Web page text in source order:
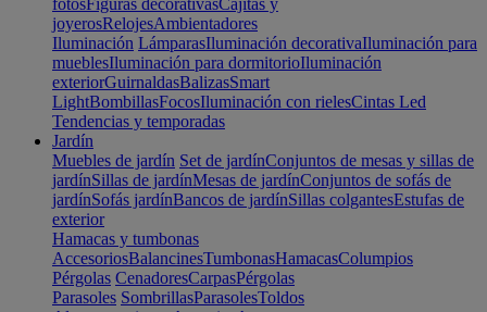
fotosFiguras decorativasCajitas y
joyerosRelojesAmbientadores
Iluminación LámparasIluminación decorativaIluminación para
mueblesIluminación para dormitorioIluminación
exteriorGuirnaldasBalizasSmart
LightBombillasFocosIluminación con rielesCintas Led
Tendencias y temporadas
Jardín
Muebles de jardín Set de jardínConjuntos de mesas y sillas de
jardínSillas de jardínMesas de jardínConjuntos de sofás de
jardínSofás jardínBancos de jardínSillas colgantesEstufas de
exterior
Hamacas y tumbonas
AccesoriosBalancinesTumbonasHamacasColumpios
Pérgolas CenadoresCarpasPérgolas
Parasoles SombrillasParasolesToldos